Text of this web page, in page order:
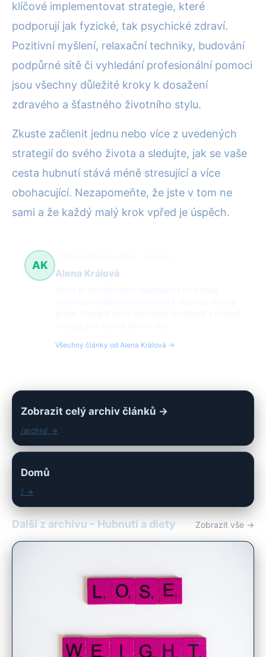
klíčové implementovat strategie, které
podporují jak fyzické, tak psychické zdraví.
Pozitivní myšlení, relaxační techniky, budování
podpůrné sítě či vyhledání profesionální pomoci
jsou všechny důležité kroky k dosažení
zdravého a šťastného životního stylu.
Zkuste začlenit jednu nebo více z uvedených
strategií do svého života a sledujte, jak se vaše
cesta hubnutí stává méně stresující a více
obohacující. Nezapomeňte, že jste v tom ne
sami a že každý malý krok vpřed je úspěch.
AK
Alena Králová
Všechny články od Alena Králová →
Zobrazit celý archiv článků →
/archiv/ →
Domů
/ →
Další z archivu – Hubnutí a diety Zobrazit vše →